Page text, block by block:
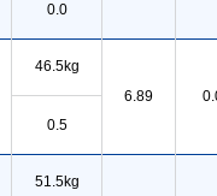
0.0
46.5kg
6.89
0.5
51.5kg